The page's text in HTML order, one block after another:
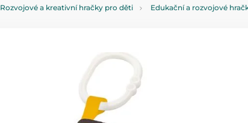
Rozvojové a kreativní hračky pro děti Edukační a rozvojové